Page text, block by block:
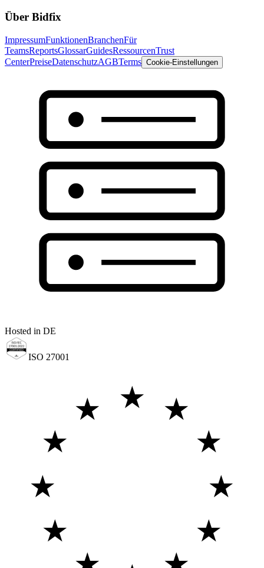
Über Bidfix
ImpressumFunktionenBranchenFür
TeamsReportsGlossarGuidesRessourcenTrust
CenterPreiseDatenschutzAGBTerms Cookie-Einstellungen
Hosted in DE
ISO 27001
★ ★
★
★
★
★
★
★
★